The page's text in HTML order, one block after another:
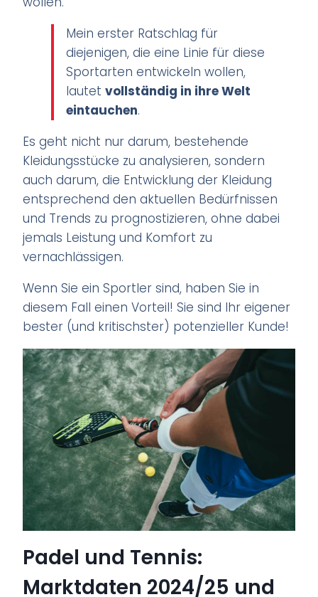
Mein erster Ratschlag für
diejenigen, die eine Linie für diese
Sportarten entwickeln wollen,
lautetvollständig in ihre Welt
eintauchen.
Es geht nicht nur darum, bestehende
Kleidungsstücke zu analysieren, sondern
auch darum, die Entwicklung der Kleidung
entsprechend den aktuellen Bedürfnissen
und Trends zu prognostizieren, ohne dabei
jemals Leistung und Komfort zu
vernachlässigen.
Wenn Sie ein Sportler sind, haben Sie in
diesem Fall einen Vorteil! Sie sind Ihr eigener
bester (und kritischster) potenzieller Kunde!
Padel und Tennis:
Marktdaten 2024/25 und